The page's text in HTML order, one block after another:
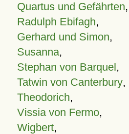
Quartus und Gefährten,
Radulph Ebifagh,
Gerhard und Simon,
Susanna,
Stephan von Barquel,
Tatwin von Canterbury,
Theodorich,
Vissia von Fermo,
Wigbert,